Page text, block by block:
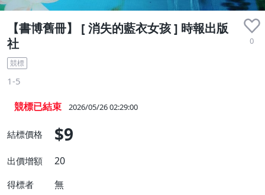
【書博舊冊】 [ 消失的藍衣女孩 ] 時報出版
社
0
競標
1-5
競標已結束 2026/05/26 02:29:00
結標價格 $9
出價增額 20
得標者 無